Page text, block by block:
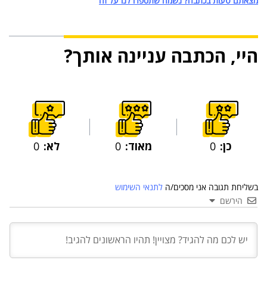
היי, הכתבה עניינה אותך?
כן: 0 מאוד: 0 לא: 0
בשליחת תגובה אני מסכים/ה לתנאי השימוש
הירשם
03 יול 2024
מועצת המנהלים של מטח, המרכז לטכנולוגיה
חינוכית מתברכת בשלושה מינויים חדשים